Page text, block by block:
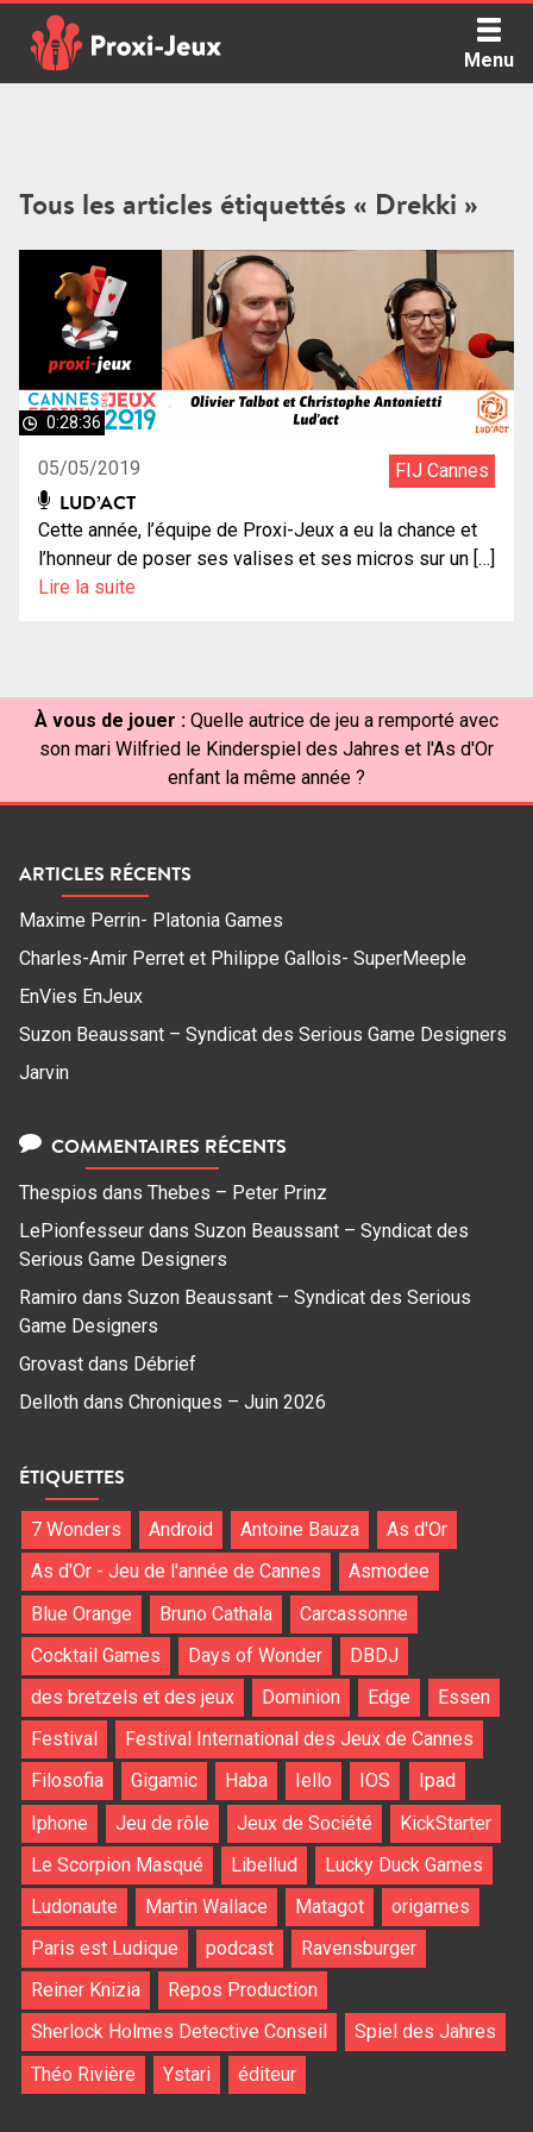
content
Menu
Tous les articles étiquettés « Drekki »
0:28:36
05/05/2019 FIJ Cannes
LUD’ACT
Cette année, l’équipe de Proxi-Jeux a eu la chance et
l’honneur de poser ses valises et ses micros sur un […]
Lire la suite
À vous de jouer : Quelle autrice de jeu a remporté avec
son mari Wilfried le Kinderspiel des Jahres et l'As d'Or
enfant la même année ?
ARTICLES RÉCENTS
Maxime Perrin- Platonia Games
Charles-Amir Perret et Philippe Gallois- SuperMeeple
EnVies EnJeux
Suzon Beaussant – Syndicat des Serious Game Designers
Jarvin
COMMENTAIRES RÉCENTS
Thespios dans Thebes – Peter Prinz
LePionfesseur dans Suzon Beaussant – Syndicat des
Serious Game Designers
Ramiro dans Suzon Beaussant – Syndicat des Serious
Game Designers
Grovast dans Débrief
Delloth dans Chroniques – Juin 2026
ÉTIQUETTES
7 Wonders Android Antoine Bauza
As d'Or
As d'Or - Jeu de l'année de Cannes
Asmodee
Blue Orange
Bruno Cathala
Carcassonne
Cocktail Games
Days of Wonder
DBDJ
des bretzels et des jeux
Dominion Edge
Essen
Festival
Festival International des Jeux de Cannes
Filosofia
Gigamic Haba Iello IOS
Ipad
Iphone
Jeu de rôle Jeux de Société
KickStarter
Le Scorpion Masqué
Libellud
Lucky Duck Games
Ludonaute
Martin Wallace Matagot
origames
Paris est Ludique
podcast
Ravensburger
Reiner Knizia
Repos Production
Sherlock Holmes Detective Conseil
Spiel des Jahres
Théo Rivière
Ystari éditeur